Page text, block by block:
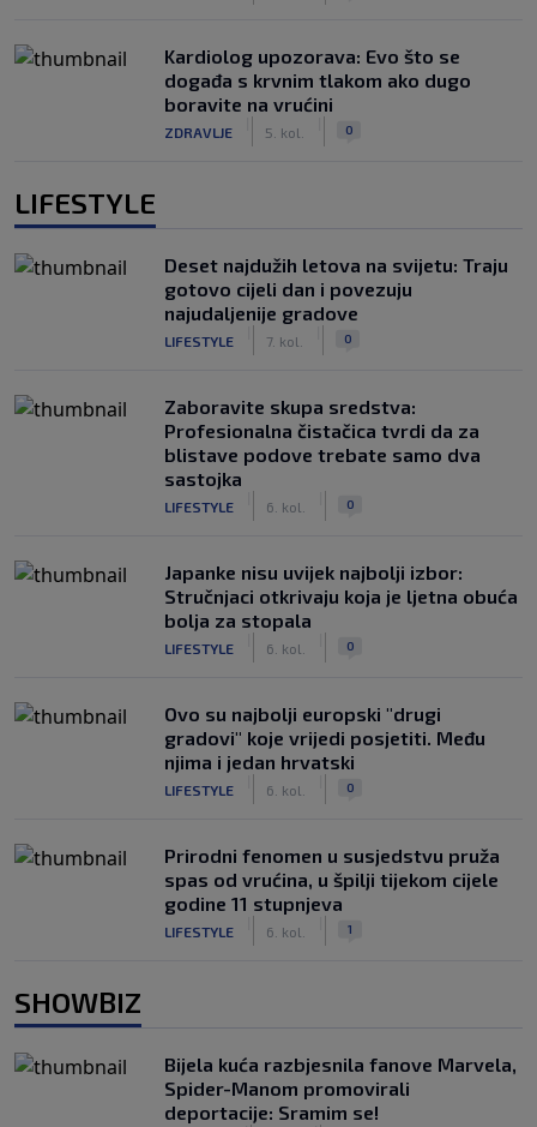
Kardiolog upozorava: Evo što se
događa s krvnim tlakom ako dugo
boravite na vrućini
ZDRAVLJE 5. kol. 0
LIFESTYLE
Deset najdužih letova na svijetu: Traju
gotovo cijeli dan i povezuju
najudaljenije gradove
LIFESTYLE 7. kol. 0
Zaboravite skupa sredstva:
Profesionalna čistačica tvrdi da za
blistave podove trebate samo dva
sastojka
LIFESTYLE 6. kol. 0
Japanke nisu uvijek najbolji izbor:
Stručnjaci otkrivaju koja je ljetna obuća
bolja za stopala
LIFESTYLE 6. kol. 0
Ovo su najbolji europski "drugi
gradovi" koje vrijedi posjetiti. Među
njima i jedan hrvatski
LIFESTYLE 6. kol. 0
Prirodni fenomen u susjedstvu pruža
spas od vrućina, u špilji tijekom cijele
godine 11 stupnjeva
LIFESTYLE 6. kol. 1
SHOWBIZ
Bijela kuća razbjesnila fanove Marvela,
Spider-Manom promovirali
deportacije: Sramim se!